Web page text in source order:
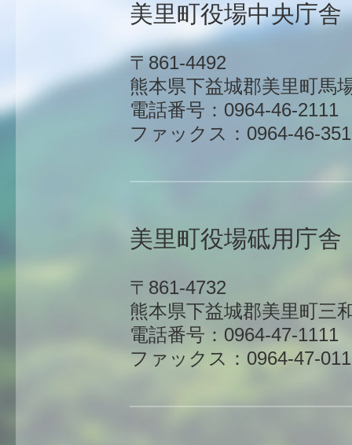
美里町役場中央庁舎
〒861-4492
熊本県下益城郡美里町馬
電話番号：0964-46-2111
ファックス：0964-46-
美里町役場砥用庁舎
〒861-4732
熊本県下益城郡美里町三
電話番号：0964-47-1111
ファックス：0964-47-